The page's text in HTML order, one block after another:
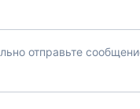
отправьте